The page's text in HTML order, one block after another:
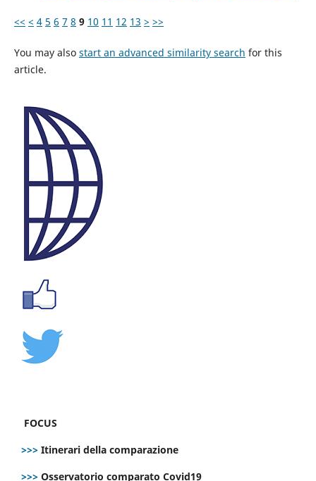
<< < 4 5 6 7 8 9 10 11 12 13 > >>
You may also start an advanced similarity search for this
article.
FOCUS
>>> Itinerari della comparazione
>>> Osservatorio comparato Covid19